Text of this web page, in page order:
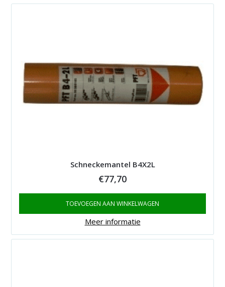
Schneckemantel B4X2L
€77,70
TOEVOEGEN AAN WINKELWAGEN
Meer informatie